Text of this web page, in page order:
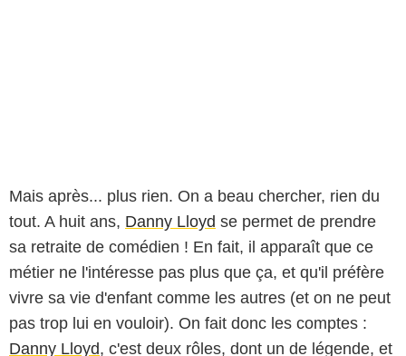
Mais après... plus rien. On a beau chercher, rien du
tout. A huit ans, Danny Lloyd se permet de prendre
sa retraite de comédien ! En fait, il apparaît que ce
métier ne l'intéresse pas plus que ça, et qu'il préfère
vivre sa vie d'enfant comme les autres (et on ne peut
pas trop lui en vouloir). On fait donc les comptes :
Danny Lloyd, c'est deux rôles, dont un de légende, et